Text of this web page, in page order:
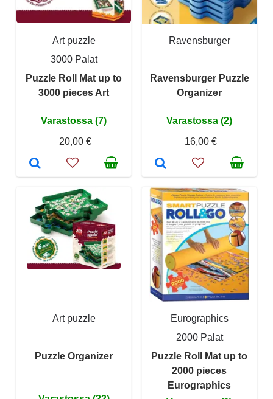
Art puzzle
3000 Palat
Puzzle Roll Mat up to
3000 pieces Art
Varastossa (7)
20,00 €
Ravensburger
Ravensburger Puzzle
Organizer
Varastossa (2)
16,00 €
Art puzzle
Puzzle Organizer
Eurographics
2000 Palat
Puzzle Roll Mat up to
2000 pieces
Eurographics